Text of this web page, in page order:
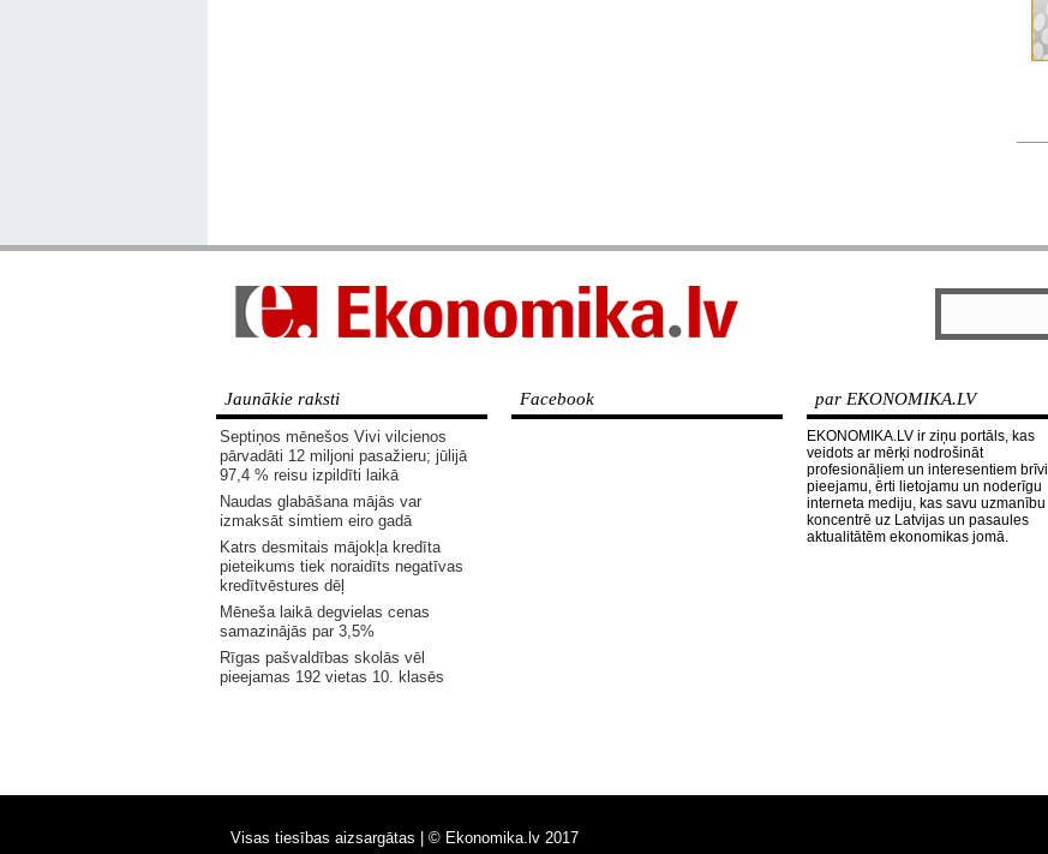
Jaunākie raksti
Septiņos mēnešos Vivi vilcienos
pārvadāti 12 miljoni pasažieru; jūlijā
97,4 % reisu izpildīti laikā
Naudas glabāšana mājās var
izmaksāt simtiem eiro gadā
Katrs desmitais mājokļa kredīta
pieteikums tiek noraidīts negatīvas
kredītvēstures dēļ
Mēneša laikā degvielas cenas
samazinājās par 3,5%
Rīgas pašvaldības skolās vēl
pieejamas 192 vietas 10. klasēs
Facebook par EKONOMIKA.LV
EKONOMIKA.LV ir ziņu portāls, kas
veidots ar mērķi nodrošināt
profesionāļiem un interesentiem brīvi
pieejamu, ērti lietojamu un noderīgu
interneta mediju, kas savu uzmanību
koncentrē uz Latvijas un pasaules
aktualitātēm ekonomikas jomā.
Visas tiesības aizsargātas | © Ekonomika.lv 2017